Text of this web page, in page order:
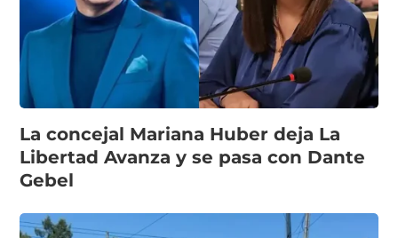
La concejal Mariana Huber deja La
Libertad Avanza y se pasa con Dante
Gebel